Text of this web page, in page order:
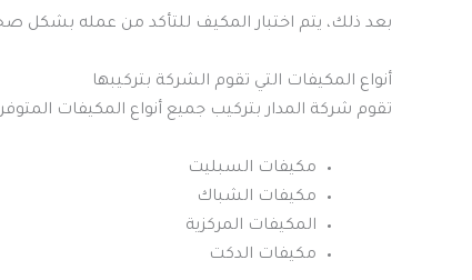
بعد ذلك، يتم اختبار المكيف للتأكد من عمله بشكل
أنواع المكيفات التي تقوم الشركة بتركيبها
تقوم شركة المدار بتركيب جميع أنواع المكيفات
مكيفات السبليت
مكيفات الشباك
المكيفات المركزية
مكيفات الدكت